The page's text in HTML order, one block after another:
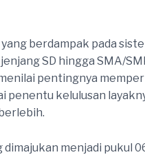
berdampak pada
SD hingga SMA/
pentingnya
kelulusan
menjadi pukul